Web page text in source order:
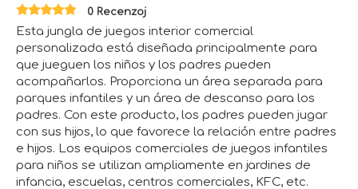
0 Recenzoj
Esta jungla de juegos interior comercial
personalizada está diseñada principalmente para
que jueguen los niños y los padres pueden
acompañarlos. Proporciona un área separada para
parques infantiles y un área de descanso para los
padres. Con este producto, los padres pueden jugar
con sus hijos, lo que favorece la relación entre padres
e hijos. Los equipos comerciales de juegos infantiles
para niños se utilizan ampliamente en jardines de
infancia, escuelas, centros comerciales, KFC, etc.